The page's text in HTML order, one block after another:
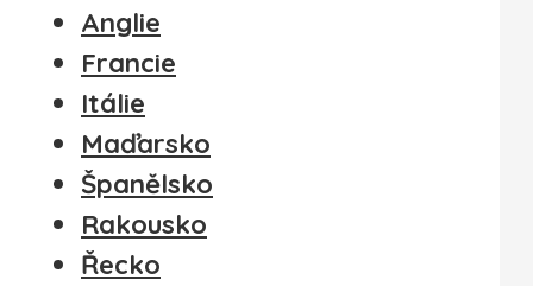
Anglie
Francie
Itálie
Maďarsko
Španělsko
Rakousko
Řecko